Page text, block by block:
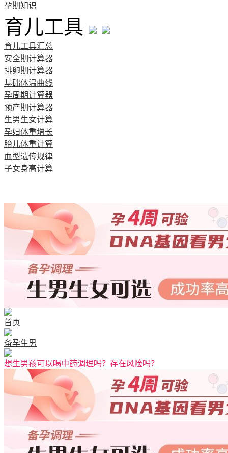
孕期知识
育儿工具
育儿工具汇总
安全期计算器
排卵期计算器
基础体温曲线
孕周期计算器
预产期计算器
生男生女计算
孕妇体重增长
胎儿体重计算
血型遗传规律
子女身高计算
首页
备孕生男
想生男孩可以喝中药调理吗？存在风险吗？